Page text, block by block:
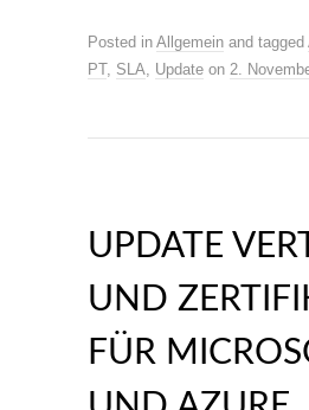
Posted in Allgemein and tagged
PT, SLA, Update on 2.
UPDATE
UND
FÜR